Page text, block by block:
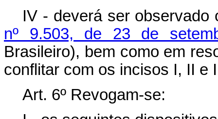
IV - deverá ser
nº 9.503, de 23 de
Brasileiro), bem como em
conflitar com os incisos I, II e
Art. 6º Revogam-se: